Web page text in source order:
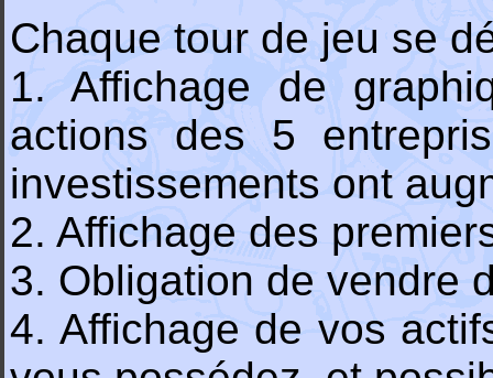
Chaque tour de jeu se
1. Affichage de
actions des 5
investissements ont
2. Affichage des
3. Obligation de vendre
4. Affichage de vos